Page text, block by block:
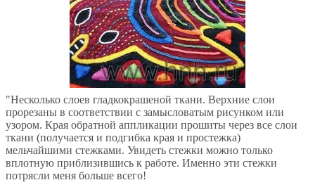
"Несколько слоев гладкокрашеной ткани. Верхние слои
прорезаны в соответствии с замысловатым рисунком или
узором. Края обратной аппликации прошиты через все слои
ткани (получается и подгибка края и простежка)
мельчайшими стежками. Увидеть стежки можно только
вплотную приблизившись к работе. Именно эти стежки
потрясли меня больше всего!